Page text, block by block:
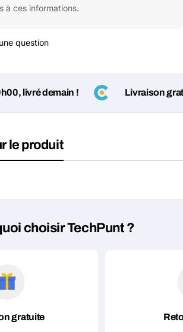
à ces informations.
question
livré demain ! Livraison
le produit
choisir TechPunt ?
gratuite